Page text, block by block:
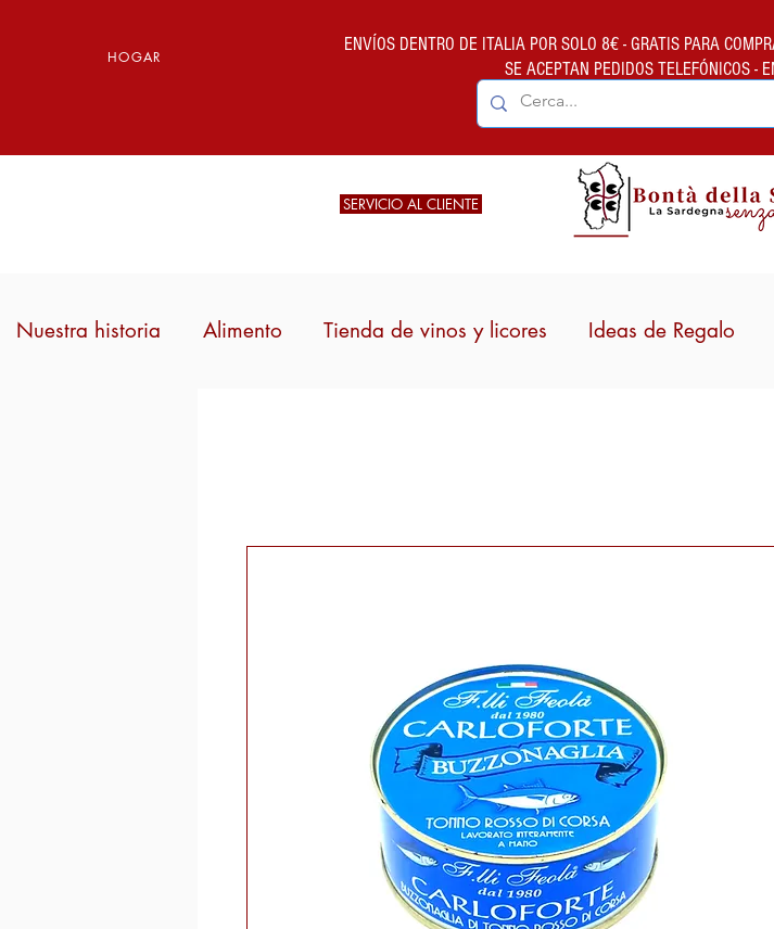
HOGAR
ENVÍOS DENTRO DE ITALIA POR SOLO 8€ - GRATIS PARA
SE ACEPTAN PEDIDOS TELEFÓNICOS -
SERVICIO AL CLIENTE
Nuestra historia Alimento Tienda de vinos y licores Ideas de Regalo